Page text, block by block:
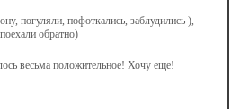
погуляли, пофоткались, заблудились ),
обратно)
весьма положительное! Хочу еще!